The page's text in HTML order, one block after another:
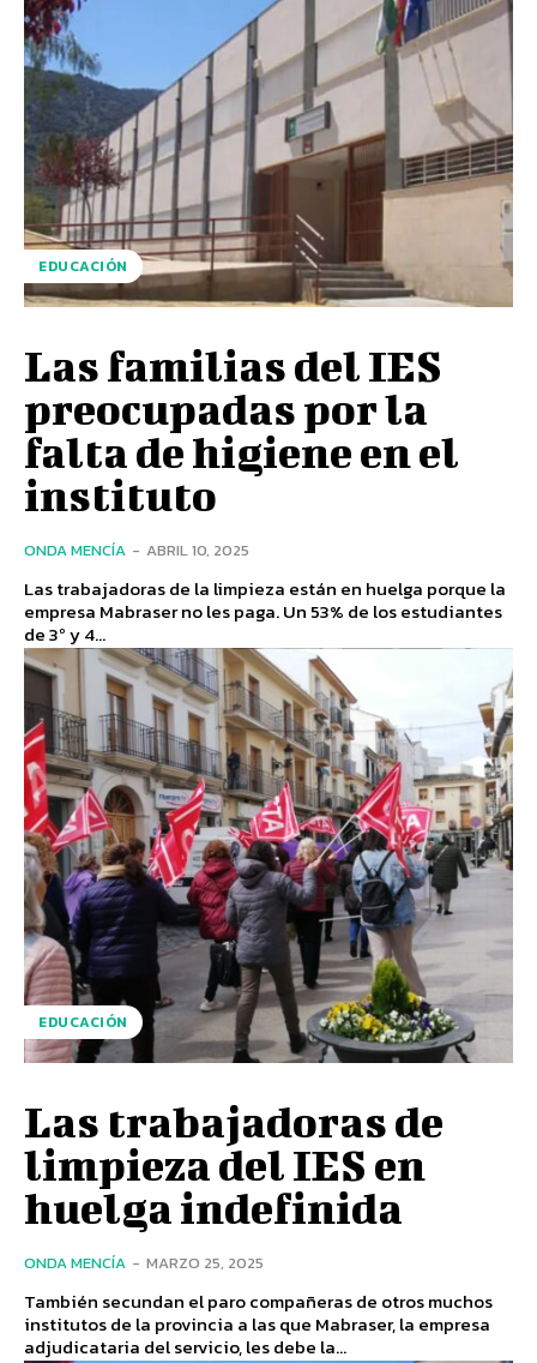
EDUCACIÓN
Las familias del IES
preocupadas por la
falta de higiene en el
instituto
ONDA MENCÍA - ABRIL 10, 2025
Las trabajadoras de la limpieza están en huelga porque la
empresa Mabraser no les paga. Un 53% de los estudiantes
de 3º y 4...
EDUCACIÓN
Las trabajadoras de
limpieza del IES en
huelga indefinida
ONDA MENCÍA - MARZO 25, 2025
También secundan el paro compañeras de otros muchos
institutos de la provincia a las que Mabraser, la empresa
adjudicataria del servicio, les debe la...